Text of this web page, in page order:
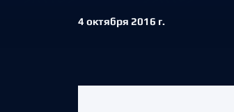
4 октября 2016 г.